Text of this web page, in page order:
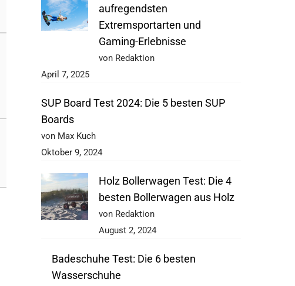
aufregendsten
Extremsportarten und
Gaming-Erlebnisse
von Redaktion
April 7, 2025
SUP Board Test 2024: Die 5 besten SUP
Boards
von Max Kuch
Oktober 9, 2024
Holz Bollerwagen Test: Die 4
besten Bollerwagen aus Holz
von Redaktion
August 2, 2024
Badeschuhe Test: Die 6 besten
Wasserschuhe